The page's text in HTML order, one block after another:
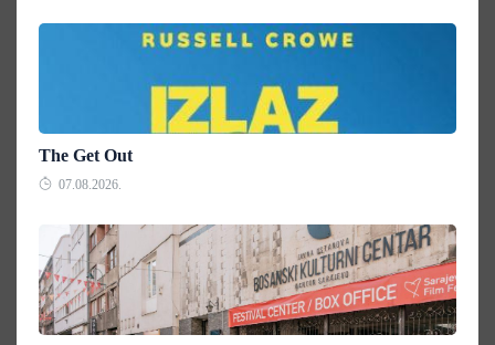
The Get Out
07.08.2026.